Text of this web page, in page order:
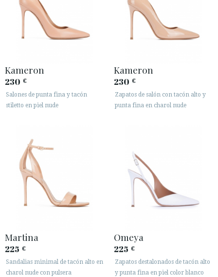
Kameron
230 €
Salones de punta fina y tacón
stiletto en piel nude
Kameron
230 €
Zapatos de salón con tacón alto y
punta fina en charol nude
Martina
225 €
Sandalias minimal de tacón alto en
charol nude con pulsera
Omeya
225 €
Zapatos destalonados de tacón alto
y punta fina en piel color blanco